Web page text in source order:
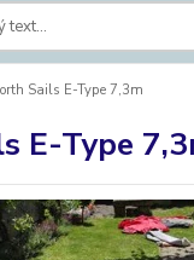
Sails E-Type 7,3m
E-Type